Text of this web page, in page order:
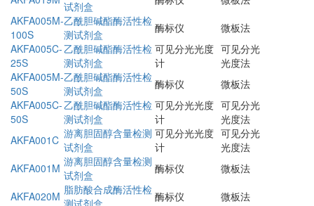
试剂盒
AKFA005M-
100S
乙酰胆碱酯酶活性检
测试剂盒
酶标仪
微板法
AKFA005C-
25S
乙酰胆碱酯酶活性检
测试剂盒
可见分光光度
计
可见分光
光度法
AKFA005M-
50S
乙酰胆碱酯酶活性检
测试剂盒
酶标仪
微板法
AKFA005C-
50S
乙酰胆碱酯酶活性检
测试剂盒
可见分光光度
计
可见分光
光度法
AKFA001C 游离胆固醇含量检测
试剂盒
可见分光光度
计
可见分光
光度法
AKFA001M 游离胆固醇含量检测
试剂盒
酶标仪
微板法
AKFA020M 脂肪酸合成酶活性检
测试剂盒
酶标仪
微板法